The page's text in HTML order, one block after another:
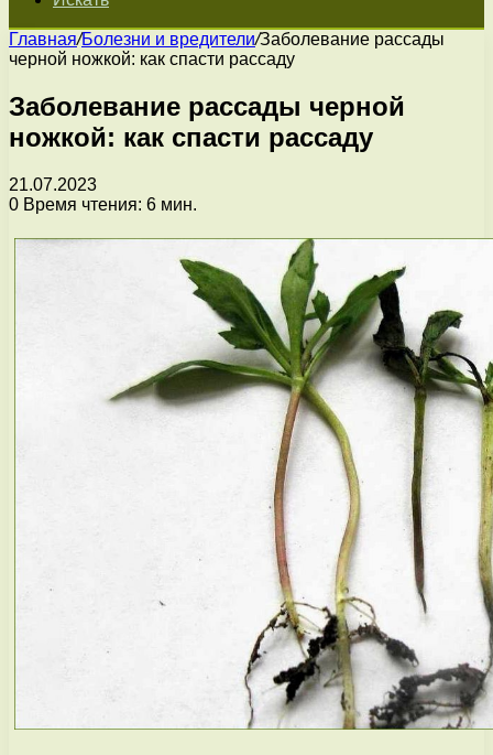
Главная/Болезни и вредители/Заболевание рассады
черной ножкой: как спасти рассаду
Заболевание рассады черной
ножкой: как спасти рассаду
21.07.2023
0 Время чтения: 6 мин.